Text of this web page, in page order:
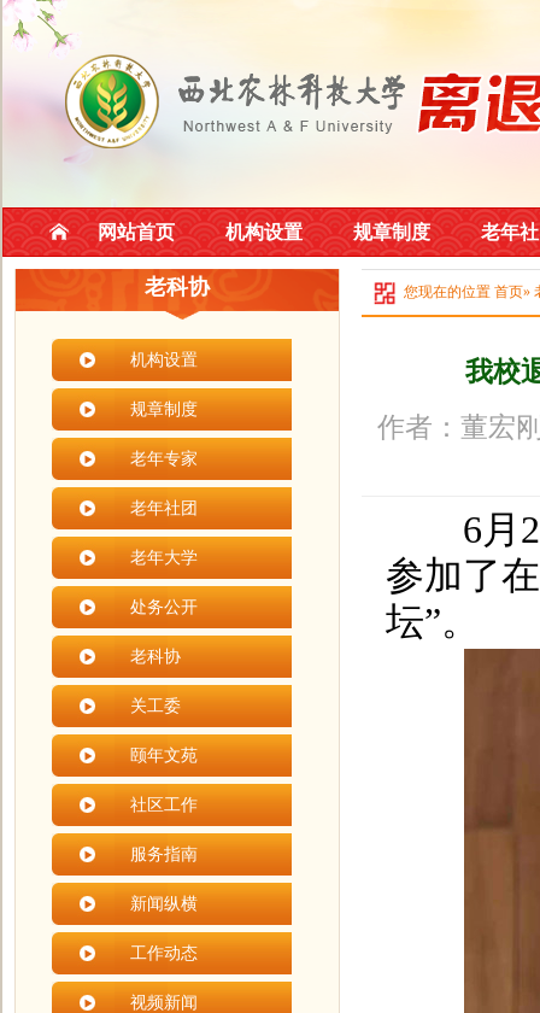
网站首页 机构设置 规章制度 老年
老科协
机构设置
规章制度
老年专家
老年社团
老年大学
处务公开
老科协
关工委
颐年文苑
社区工作
服务指南
新闻纵横
工作动态
视频新闻
您现在的位置 首页»
我校
作者：董宏
6月
参加了
坛”。